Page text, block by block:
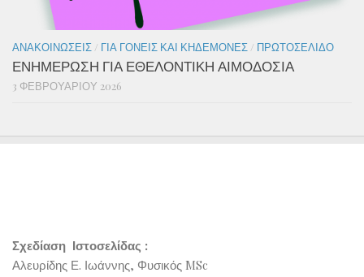
ΑΝΑΚΟΙΝΏΣΕΙΣ / ΓΙΑ ΓΟΝΕΊΣ ΚΑΙ ΚΗΔΕΜΌΝΕΣ / ΠΡΩΤΟΣΈΛΙΔΟ
ΕΝΗΜΕΡΩΣΗ ΓΙΑ ΕΘΕΛΟΝΤΙΚΗ ΑΙΜΟΔΟΣΙΑ
3 ΦΕΒΡΟΥΑΡΊΟΥ 2026
Σχεδίαση Ιστοσελίδας :
Αλευρίδης Ε. Ιωάννης, Φυσικός MSc